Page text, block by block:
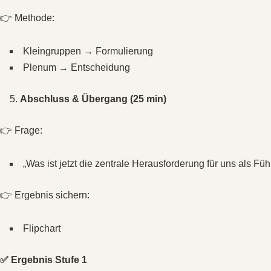
👉 Methode:
Kleingruppen → Formulierung
Plenum → Entscheidung
Abschluss & Übergang (25 min)
👉 Frage:
„Was ist jetzt die zentrale Herausforderung für uns als
👉 Ergebnis sichern:
Flipchart
✅ Ergebnis Stufe 1